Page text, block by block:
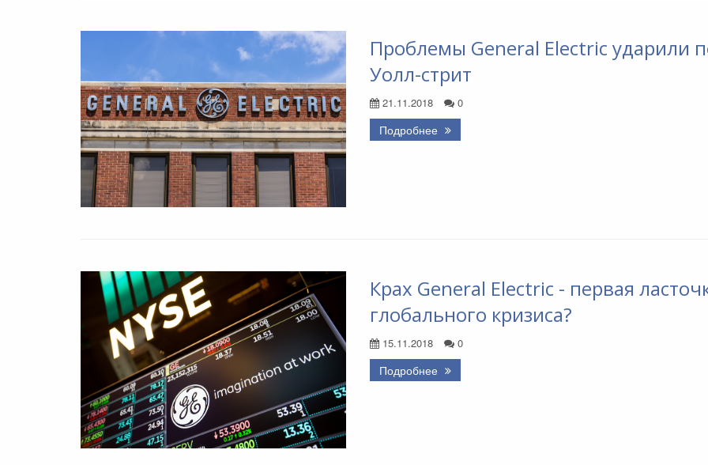
Проблемы General Electric ударили
Уолл-стрит
21.11.2018 0
Подробнее
Крах General Electric - первая
глобального кризиса?
15.11.2018 0
Подробнее